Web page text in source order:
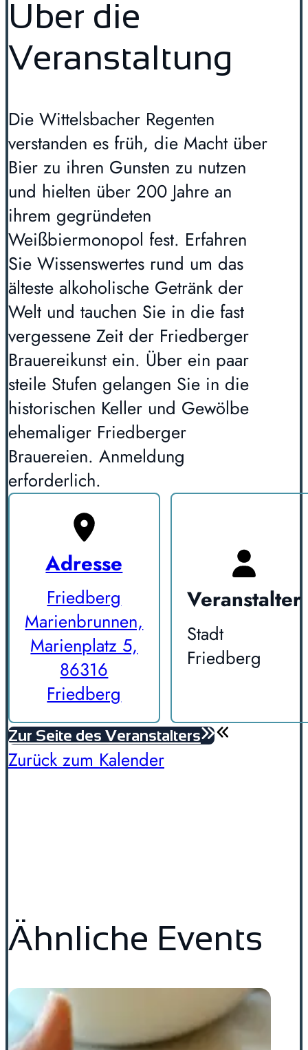
Über die
Veranstaltung
Die Wittelsbacher Regenten
verstanden es früh, die Macht über
Bier zu ihren Gunsten zu nutzen
und hielten über 200 Jahre an
ihrem gegründeten
Weißbiermonopol fest. Erfahren
Sie Wissenswertes rund um das
älteste alkoholische Getränk der
Welt und tauchen Sie in die fast
vergessene Zeit der Friedberger
Brauereikunst ein. Über ein paar
steile Stufen gelangen Sie in die
historischen Keller und Gewölbe
ehemaliger Friedberger
Brauereien. Anmeldung
erforderlich.
Adresse
Friedberg
Marienbrunnen,
Marienplatz 5,
86316
Friedberg
Veranstalter
Stadt
Friedberg
Zur Seite des Veranstalters
Zurück zum Kalender
Ähnliche Events